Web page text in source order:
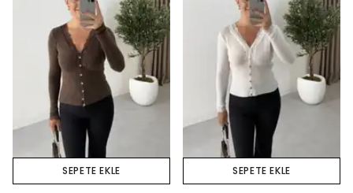
SEPETE EKLE SEPETE EKLE